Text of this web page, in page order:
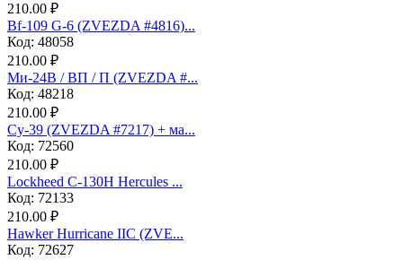
210.00 ₽
Bf-109 G-6 (ZVEZDA #4816)...
Код: 48058
210.00 ₽
Ми-24В / ВП / П (ZVEZDA #...
Код: 48218
210.00 ₽
Су-39 (ZVEZDA #7217) + ма...
Код: 72560
210.00 ₽
Lockheed C-130H Hercules ...
Код: 72133
210.00 ₽
Hawker Hurricane IIC (ZVE...
Код: 72627